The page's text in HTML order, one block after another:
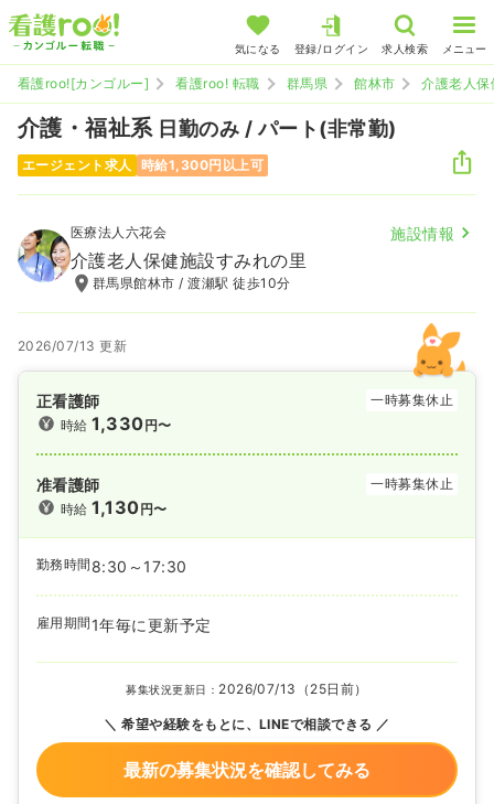
気になる 登録/ログイン 求人検索 メニュー
看護roo![カンゴルー] 看護roo! 転職 群馬県 館林市 介護老人
介護・福祉系 日勤のみ / パート(非常勤)
エージェント求人 時給1,300円以上可
医療法人六花会 施設情報
介護老人保健施設すみれの里
群馬県館林市 / 渡瀬駅 徒歩10分
2026/07/13 更新
正看護師
一時募集休止
時給1,330円〜
准看護師
一時募集休止
時給1,130円〜
勤務時間 8:30～17:30
雇用期間 1年毎に更新予定
募集状況更新日： 2026/07/13（25日前）
希望や経験をもとに、LINEで相談できる
最新の募集状況を確認してみる